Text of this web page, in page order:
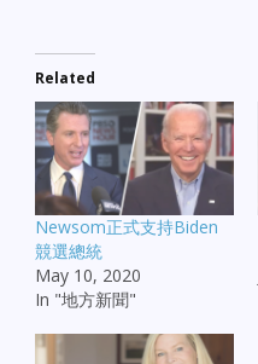
Related
Newsom正式支持Biden
競選總統
May 10, 2020
In "地方新聞"